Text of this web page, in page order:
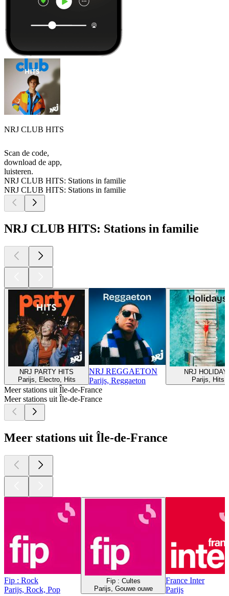
NRJ CLUB HITS
Scan de code,
download de app,
luisteren.
NRJ CLUB HITS: Stations in familie
NRJ CLUB HITS: Stations in familie
NRJ CLUB HITS: Stations in familie
NRJ PARTY HITS
Parijs, Electro, Hits
NRJ REGGAETON
Parijs, Reggaeton
NRJ
Parijs, Hits
Meer stations uit Île-de-France
Meer stations uit Île-de-France
Meer stations uit Île-de-France
Fip : Rock
Parijs, Rock, Pop
Fip : Cultes
Parijs, Gouwe ouwe
France Inter
Parijs